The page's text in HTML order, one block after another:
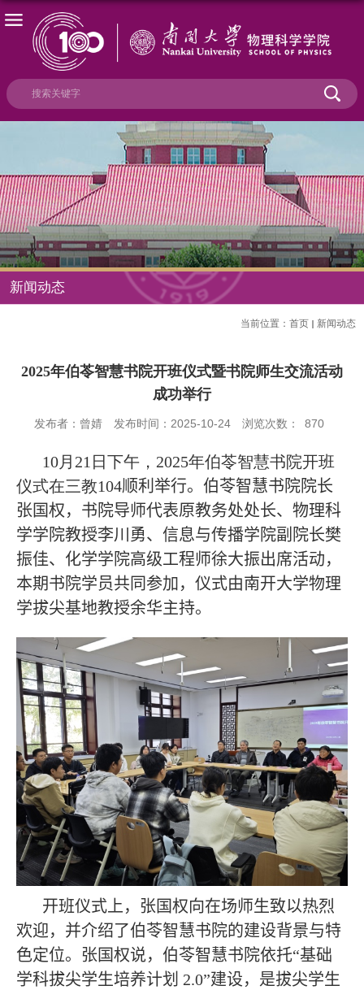
新闻动态
当前位置： 首页 新闻动态
2025年伯苓智慧书院开班仪式暨书院师生交流活动
成功举行
发布者：曾婧 发布时间：2025-10-24 浏览次数： 870
10月 21 日下午， 2025年伯苓智慧书院开班
仪式在三教104顺利举行。伯苓智慧书院院长
张国权， 书院导师代表原教务处处长、物理科
学学院教授李川勇、信息与传播学院副院长樊
振佳、化学学院高级工程师徐大振出席活动，
本期书院学员共同 参加 ，仪式由南开大学物理
学拔尖基地教授余华主持。
开班仪式上 ，张国权向在场师生致以热烈
欢迎，并介绍了伯苓智慧书院的建设背景与特
色定位。 张国权说， 伯苓智慧书院依托“基础
学科拔尖学生培养计划 2.0”建设， 是拔尖学生